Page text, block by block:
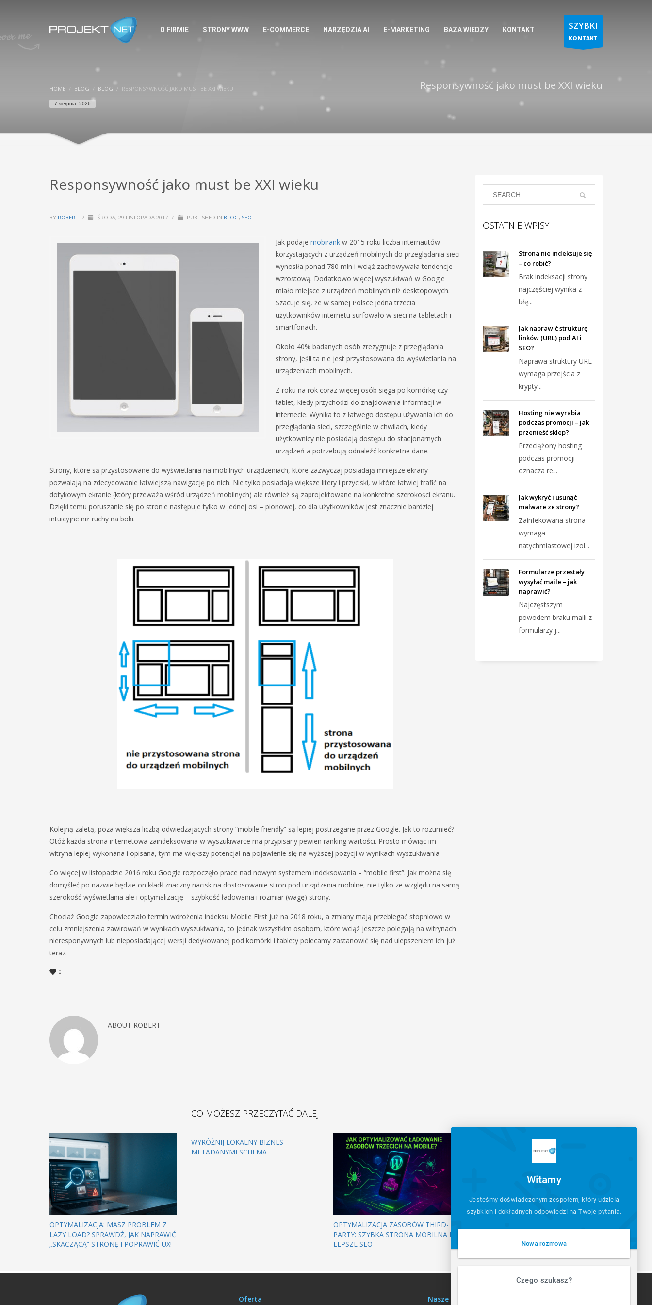
O FIRMIE STRONY WWW E-COMMERCE NARZĘDZIA AI E-MARKETING BAZA WIEDZY KONTAKT SZYBKI
KONTAKT
HOME BLOG BLOG RESPONSYWNOŚĆ JAKO MUST BE XXI WIEKU
7 sierpnia, 2026
Responsywność jako must be XXI wieku
Responsywność jako must be XXI wieku
BY ROBERT / ŚRODA, 29 LISTOPADA 2017 / PUBLISHED IN BLOG, SEO
Jak podaje mobirank w 2015 roku liczba internautów
korzystających z urządzeń mobilnych do przeglądania sieci
wynosiła ponad 780 mln i wciąż zachowywała tendencje
wzrostową. Dodatkowo więcej wyszukiwań w Google
miało miejsce z urządzeń mobilnych niż desktopowych.
Szacuje się, że w samej Polsce jedna trzecia
użytkowników internetu surfowało w sieci na tabletach i
smartfonach.
Około 40% badanych osób zrezygnuje z przeglądania
strony, jeśli ta nie jest przystosowana do wyświetlania na
urządzeniach mobilnych.
Z roku na rok coraz więcej osób sięga po komórkę czy
tablet, kiedy przychodzi do znajdowania informacji w
internecie. Wynika to z łatwego dostępu używania ich do
przeglądania sieci, szczególnie w chwilach, kiedy
użytkownicy nie posiadają dostępu do stacjonarnych
urządzeń a potrzebują odnaleźć konkretne dane.
Strony, które są przystosowane do wyświetlania na mobilnych urządzeniach, które zazwyczaj posiadają mniejsze ekrany
pozwalają na zdecydowanie łatwiejszą nawigację po nich. Nie tylko posiadają większe litery i przyciski, w które łatwiej trafić na
dotykowym ekranie (który przeważa wśród urządzeń mobilnych) ale również są zaprojektowane na konkretne szerokości ekranu.
Dzięki temu poruszanie się po stronie następuje tylko w jednej osi – pionowej, co dla użytkowników jest znacznie bardziej
intuicyjne niż ruchy na boki.
Kolejną zaletą, poza większa liczbą odwiedzających strony “mobile friendly” są lepiej postrzegane przez Google. Jak to rozumieć?
Otóż każda strona internetowa zaindeksowana w wyszukiwarce ma przypisany pewien ranking wartości. Prosto mówiąc im
witryna lepiej wykonana i opisana, tym ma większy potencjał na pojawienie się na wyższej pozycji w wynikach wyszukiwania.
Co więcej w listopadzie 2016 roku Google rozpoczęło prace nad nowym systemem indeksowania – “mobile first”. Jak można się
domyśleć po nazwie będzie on kładł znaczny nacisk na dostosowanie stron pod urządzenia mobilne, nie tylko ze względu na samą
szerokość wyświetlania ale i optymalizację – szybkość ładowania i rozmiar (wagę) strony.
Chociaż Google zapowiedziało termin wdrożenia indeksu Mobile First już na 2018 roku, a zmiany mają przebiegać stopniowo w
celu zmniejszenia zawirowań w wynikach wyszukiwania, to jednak wszystkim osobom, które wciąż jeszcze polegają na witrynach
nieresponywnych lub nieposiadającej wersji dedykowanej pod komórki i tablety polecamy zastanowić się nad ulepszeniem ich już
teraz.
0
ABOUT ROBERT
CO MOŻESZ PRZECZYTAĆ DALEJ
OPTYMALIZACJA: MASZ PROBLEM Z
LAZY LOAD? SPRAWDŹ, JAK NAPRAWIĆ
„SKACZĄCĄ” STRONĘ I POPRAWIĆ UX!
WYRÓŻNIJ LOKALNY BIZNES
METADANYMI SCHEMA
OPTYMALIZACJA ZASOBÓW THIRD-
PARTY: SZYBKA STRONA MOBILNA I
LEPSZE SEO
OSTATNIE WPISY
Strona nie indeksuje się
– co robić?
Brak indeksacji strony
najczęściej wynika z
błę...
Jak naprawić strukturę
linków (URL) pod AI i
SEO?
Naprawa struktury URL
wymaga przejścia z
krypty...
Hosting nie wyrabia
podczas promocji – jak
przenieść sklep?
Przeciążony hosting
podczas promocji
oznacza re...
Jak wykryć i usunąć
malware ze strony?
Zainfekowana strona
wymaga
natychmiastowej izol...
Formularze przestały
wysyłać maile – jak
naprawić?
Najczęstszym
powodem braku maili z
formularzy j...
Oferta Nasze usługi
Witamy
Jesteśmy doświadczonym zespołem, który udziela
szybkich i dokładnych odpowiedzi na Twoje pytania.
Nowa rozmowa
Czego szukasz?